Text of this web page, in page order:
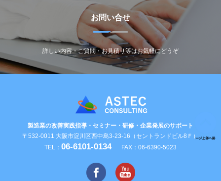
お問い合せ
詳しい内容・ご質問・お見積り等はお気軽にどうぞ
製造業の改善実践指導・セミナー・研修・企業発展のサポート
〒532-0011 大阪市淀川区西中島3-23-16（セントランドビル8Ｆ）
TEL： 06-6101-0134 FAX：06-6390-5023